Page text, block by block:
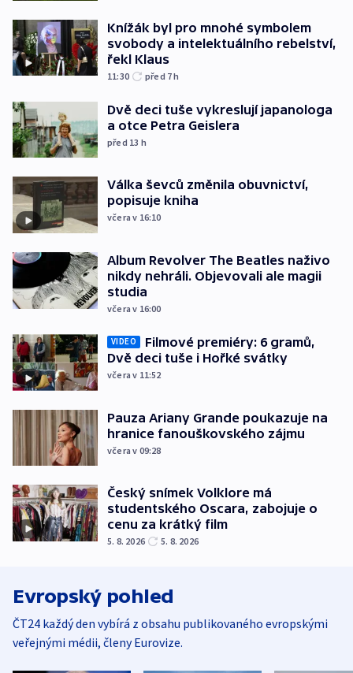
Knížák byl pro mnohé symbolem
svobody a intelektuálního rebelství,
řekl Klaus
11:30 před 7h
Dvě deci tuše vykreslují japanologa
a otce Petra Geislera
před 13 h
Válka ševců změnila obuvnictví,
popisuje kniha
včera v 16:10
Album Revolver The Beatles naživo
nikdy nehráli. Objevovali ale magii
studia
včera v 16:00
VIDEO
Filmové premiéry: 6 gramů,
Dvě deci tuše i Hořké svátky
včera v 11:52
Pauza Ariany Grande poukazuje na
hranice fanouškovského zájmu
včera v 09:28
Český snímek Volklore má
studentského Oscara, zabojuje o
cenu za krátký film
5. 8. 2026 5. 8. 2026
Evropský pohled
ČT24 každý den vybírá z obsahu publikovaného evropskými
veřejnými médii, členy Eurovize.